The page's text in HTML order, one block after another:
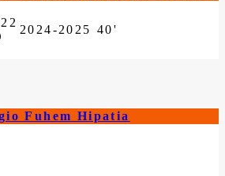
2024-2025 40'
Fuhem Hipatia